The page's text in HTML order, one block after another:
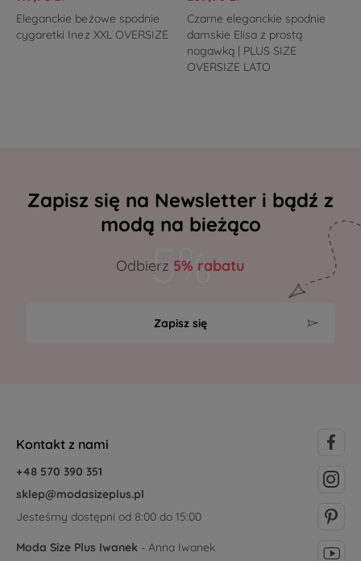
Eleganckie beżowe spodnie
cygaretki Inez XXL OVERSIZE
Czarne eleganckie spodnie
damskie Elisa z prostą
nogawką | PLUS SIZE
OVERSIZE LATO
Zapisz się na Newsletter i bądź z
modą na bieżąco
Odbierz 5% rabatu
Zapisz się
Kontakt z nami
+48 570 390 351
sklep@modasizeplus.pl
Jesteśmy dostępni od 8:00 do 15:00
Moda Size Plus Iwanek - Anna Iwanek